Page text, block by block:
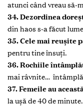
atunci când vreau să-
34. Dezordinea
din haos s-a făcut
35. Cele mai reuşite
pentru tine însuţi.
36. Rochiile
mai râvnite…
37. Femeile au
la uşă de 40 de minute.